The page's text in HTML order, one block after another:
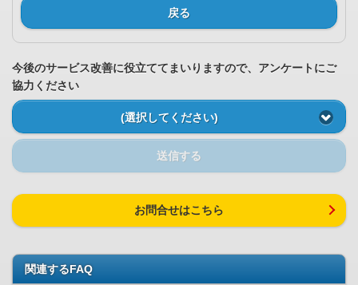
戻る
今後のサービス改善に役立ててまいりますので、アンケートにご
協力ください
(選択してください)
送信する
お問合せはこちら
関連するFAQ